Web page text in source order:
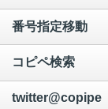
番号指定移動
コピペ検索
twitter@copipe